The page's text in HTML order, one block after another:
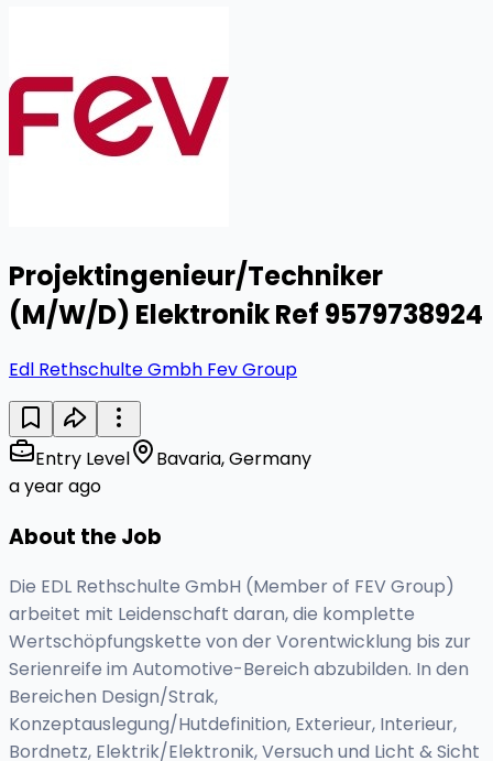
Projektingenieur/Techniker
(M/W/D) Elektronik Ref 9579738924
Edl Rethschulte Gmbh Fev Group
Entry Level
Bavaria, Germany
a year ago
About the Job
Die EDL Rethschulte GmbH (Member of FEV Group)
arbeitet mit Leidenschaft daran, die komplette
Wertschöpfungskette von der Vorentwicklung bis zur
Serienreife im Automotive-Bereich abzubilden. In den
Bereichen Design/Strak,
Konzeptauslegung/Hutdefinition, Exterieur, Interieur,
Bordnetz, Elektrik/Elektronik, Versuch und Licht & Sicht